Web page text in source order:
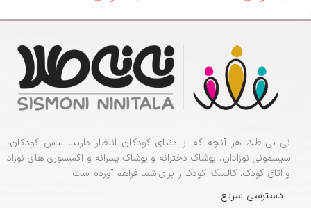
نی نی طلا، هر آنچه که از دنیای کودکان انتظار دارید. لباس کودکان،
سیسمونی نوزادان، پوشاک دخترانه و پوشاک پسرانه و اکسسوری های نوزاد
و اتاق کودک، کالسکه کودک را برای شما فراهم آورده است.
دسترسی سریع